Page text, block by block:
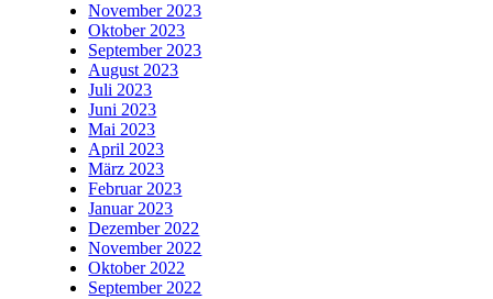
November 2023
Oktober 2023
September 2023
August 2023
Juli 2023
Juni 2023
Mai 2023
April 2023
März 2023
Februar 2023
Januar 2023
Dezember 2022
November 2022
Oktober 2022
September 2022